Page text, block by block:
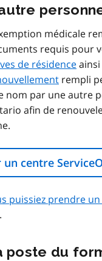
médicale
requis pour
de résidence
rempli
nom par une autre
afin de
un centre
puissiez prendre
.
poste du